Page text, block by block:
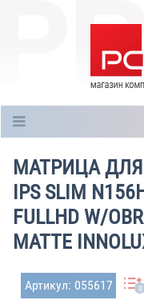
МАТРИЦА ДЛЯ
IPS SLIM
FULLHD W/
MATTE
Артикул: 055617 0